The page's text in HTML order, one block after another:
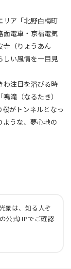
リア「北野白梅町
面電車・京福電気
寺（りょうあん
しい風情を一目見
わ注目を浴びる時
滝（なるたき）
がトンネルとなっ
ような、夢心地の
景は、知る人ぞ
公式HPでご確認